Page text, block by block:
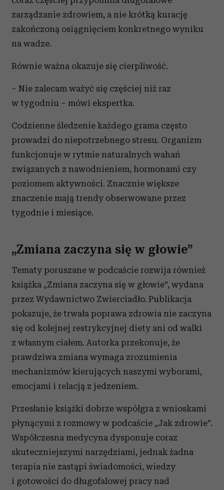
zarządzanie zdrowiem, a nie krótką kurację
zakończoną osiągnięciem konkretnego wyniku
na wadze.
Równie ważna okazuje się cierpliwość.
– Nie zalecam ważyć się częściej niż raz
w tygodniu – mówi ekspertka.
Codzienne śledzenie każdego grama często
prowadzi do niepotrzebnego stresu. Organizm
funkcjonuje w rytmie naturalnych wahań
związanych z nawodnieniem, hormonami czy
poziomem aktywności. Znacznie większe
znaczenie mają trendy obserwowane przez
tygodnie i miesiące.
„Zmiana zaczyna się w głowie”
Tematy poruszane w podcaście rozwija również
książka „Zmiana zaczyna się w głowie”, wydana
przez Wydawnictwo Zwierciadło. Publikacja
pokazuje, że trwała poprawa zdrowia nie zaczyna
się od kolejnej restrykcyjnej diety ani od walki
z własnym ciałem. Autorka przekonuje, że
prawdziwa zmiana wymaga zrozumienia
mechanizmów kierujących naszymi wyborami,
emocjami i relacją z jedzeniem.
Przesłanie książki dobrze współgra z wnioskami
płynącymi z rozmowy w podcaście „Jak zdrowie”.
Współczesna medycyna dysponuje coraz
skuteczniejszymi narzędziami, jednak żadna
terapia nie zastąpi świadomości, wiedzy
i gotowości do długofalowej pracy nad